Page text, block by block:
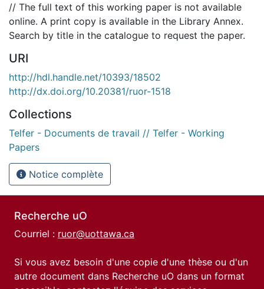
// The full text of this working paper is not available
online. A print copy is available in the Library Annex.
Search by title in the catalogue to request the paper.
URI
http://hdl.handle.net/10393/18502
http://dx.doi.org/10.20381/ruor-1518
Collections
Telfer - Documents de travail // Telfer - Working
Papers
Notice complète
Recherche uO
Courriel : ruor@uottawa.ca
Si vous avez besoin d'une copie d'une thèse ou d'un
autre document dans Recherche uO dans un format